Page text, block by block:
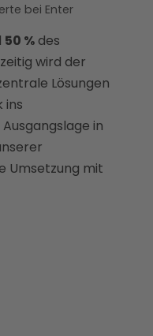
bei Enter
50 % des
wird der
Lösungen
ins
in
Umsetzung mit